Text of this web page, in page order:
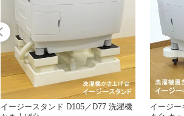
イージースタンド D105／D77 洗濯機
イージ